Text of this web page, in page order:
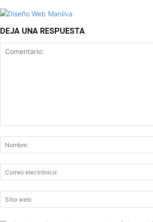
DEJA UNA RESPUESTA